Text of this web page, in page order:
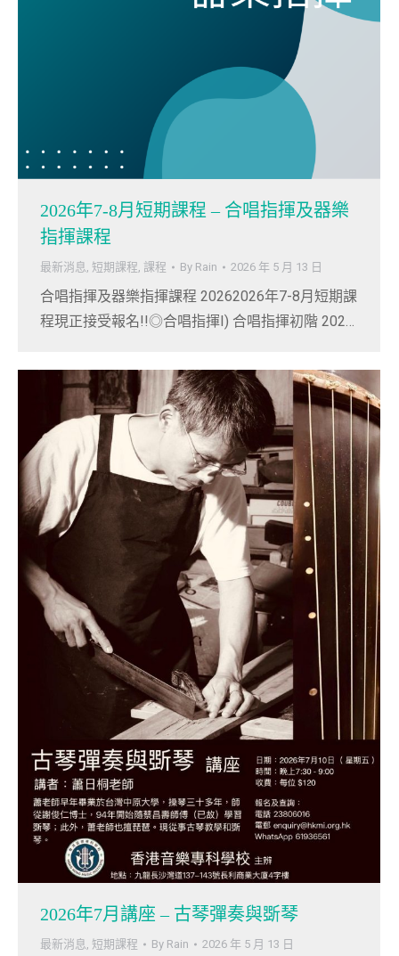
2026年7-8月短期課程 – 合唱指揮及器樂
指揮課程
最新消息, 短期課程, 課程 By Rain 2026 年 5 月 13 日
合唱指揮及器樂指揮課程 20262026年7-8月短期課
程現正接受報名!!◎合唱指揮I) 合唱指揮初階 202…
2026年7月講座 – 古琴彈奏與斲琴
最新消息, 短期課程 By Rain 2026 年 5 月 13 日